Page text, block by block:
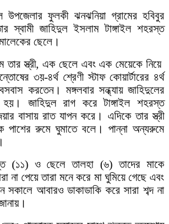
উপজেলার ফুলকী ঝনঝনিয়া গ্রামের হবিবুর
স্বামী জাহিদুল ইসলাম টাঙ্গাইল শহরস্ত
ছেলে।
তার স্ত্রী, এক ছেলে এবং এক মেয়েকে নিয়ে
৩য়-৪র্থ শ্রেণী স্টাফ কোয়ার্টারের ৪র্থ
করতেন। মঙ্গলবার সন্ধ্যায় জাহিদুলের
হয়। জাহিদুল রাগ করে টাঙ্গাইল শহরস্ত
বাসায় রাত যাপন করে। এদিকে তার স্ত্রী
পাশের রুমে ঘুমাতে বলে। পান্না অন্যরুমে
(১১) ও ছেলে তালহা (৬) তাদের মাকে
না পেয়ে তারা মনে করে মা ঘুমিয়ে গেছে এবং
সকালে আবারও ডাকাডাকি করে সারা শব্দ না